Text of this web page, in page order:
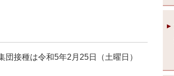
接種は令和5年2月25日（土曜日）